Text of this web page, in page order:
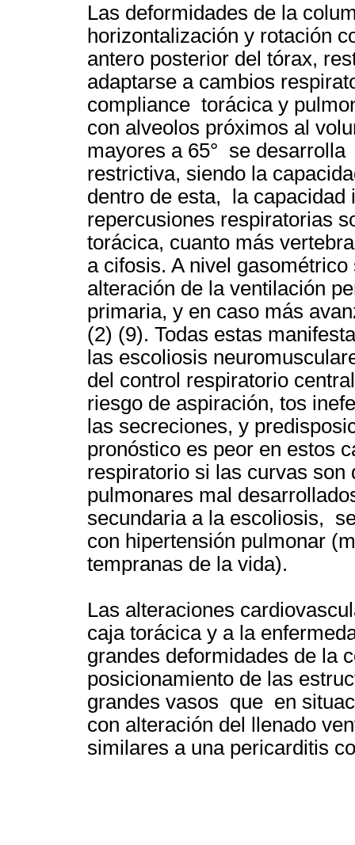
Las deformidades de la
horizontalización y rotación
antero posterior del tórax,
adaptarse a cambios
compliance torácica y
con alveolos próximos al
mayores a 65° se
restrictiva, siendo la
dentro de esta, la capacidad
repercusiones respiratorias
torácica, cuanto más
a cifosis. A nivel
alteración de la ventilación
primaria, y en caso más
(2) (9). Todas estas
las escoliosis
del control respiratorio
riesgo de aspiración, tos
las secreciones, y
pronóstico es peor en estos
respiratorio si las curvas
pulmonares mal
secundaria a la escoliosis,
con hipertensión pulmonar
tempranas de la vida).
Las alteraciones
caja torácica y a la
grandes deformidades de la
posicionamiento de las
grandes vasos que en
con alteración del llenado
similares a una pericarditis